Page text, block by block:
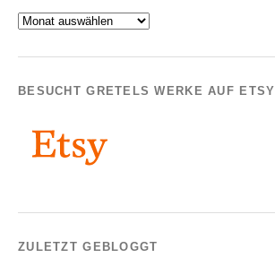
Archiv
BESUCHT GRETELS WERKE AUF ETSY
ZULETZT GEBLOGGT